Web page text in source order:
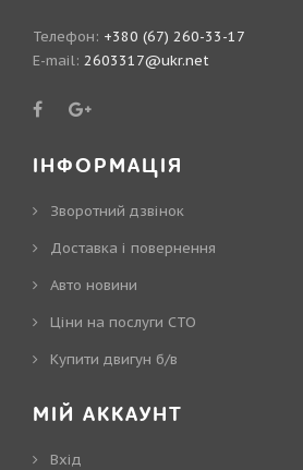
Телефон: +380 (67) 260-33-17
E-mail: 2603317@ukr.net
ІНФОРМАЦІЯ
Зворотний дзвінок
Доставка і повернення
Авто новини
Ціни на послуги СТО
Купити двигун б/в
МІЙ АККАУНТ
Вхід